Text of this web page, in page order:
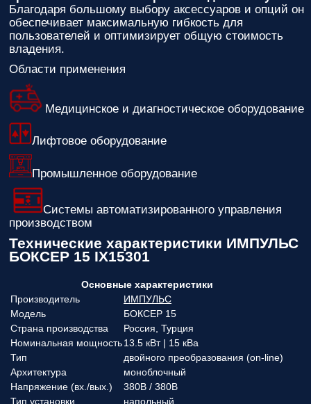
Благодаря большому выбору аксессуаров и опций он
обеспечивает максимальную гибкость для
пользователей и оптимизирует общую стоимость
владения.
Области применения
Медицинское и диагностическое оборудование
Лифтовое оборудование
Промышленное оборудование
Системы автоматизированного управления
производством
Технические характеристики ИМПУЛЬС
БОКСЕР 15 IX15301
Основные характеристики
Производитель
ИМПУЛЬС
Модель
БОКСЕР 15
Страна производства
Россия, Турция
Номинальная мощность13.5 кВт | 15 кВа
Тип
двойного преобразования (on-line)
Архитектура
моноблочный
Напряжение (вx./вых.)
380В / 380В
Тип установки
напольный